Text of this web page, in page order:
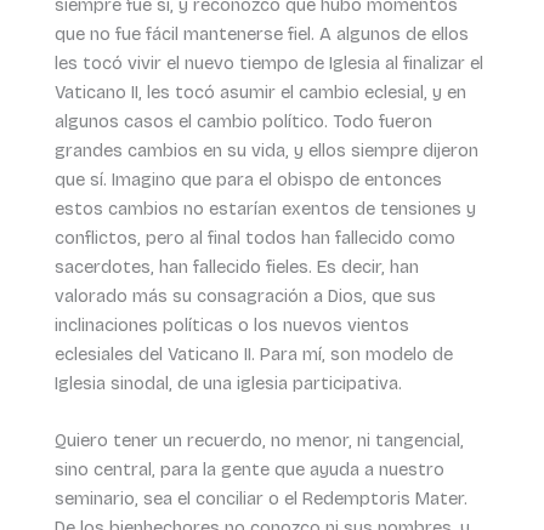
siempre fue sí, y reconozco que hubo momentos
que no fue fácil mantenerse fiel. A algunos de ellos
les tocó vivir el nuevo tiempo de Iglesia al finalizar el
Vaticano II, les tocó asumir el cambio eclesial, y en
algunos casos el cambio político. Todo fueron
grandes cambios en su vida, y ellos siempre dijeron
que sí. Imagino que para el obispo de entonces
estos cambios no estarían exentos de tensiones y
conflictos, pero al final todos han fallecido como
sacerdotes, han fallecido fieles. Es decir, han
valorado más su consagración a Dios, que sus
inclinaciones políticas o los nuevos vientos
eclesiales del Vaticano II. Para mí, son modelo de
Iglesia sinodal, de una iglesia participativa.
Quiero tener un recuerdo, no menor, ni tangencial,
sino central, para la gente que ayuda a nuestro
seminario, sea el conciliar o el Redemptoris Mater.